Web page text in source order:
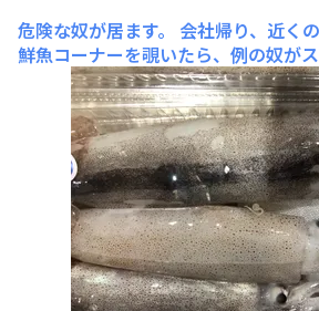
危険な奴が居ます。
会社帰り、近く
鮮魚コーナーを覗いたら、例の奴が
居ました。 うっかり食べたら、胃の
車騒ぎになるアニサキス（通称アニ
スルメイカ、ホタルイカ、サバなど
も知れませんが、ホントに注意して